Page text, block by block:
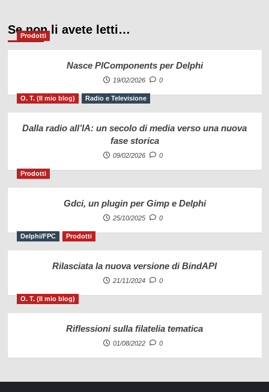
Se non li avete letti…
Prodotti
Nasce PlComponents per Delphi
19/02/2026 0
O. T. (Il mio blog) Radio e Televisione
Dalla radio all’IA: un secolo di media verso una nuova
fase storica
09/02/2026 0
Prodotti
Gdci, un plugin per Gimp e Delphi
25/10/2025 0
Delphi/FPC Prodotti
Rilasciata la nuova versione di BindAPI
21/11/2024 0
O. T. (Il mio blog)
Riflessioni sulla filatelia tematica
01/08/2022 0